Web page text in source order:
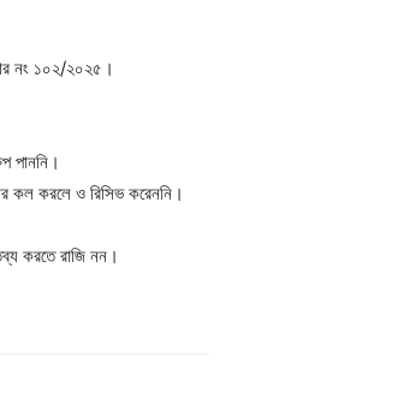
নং ১০২/২০২৫।
পাননি।
কল করলে ও রিসিভ করেননি।
করতে রাজি নন।